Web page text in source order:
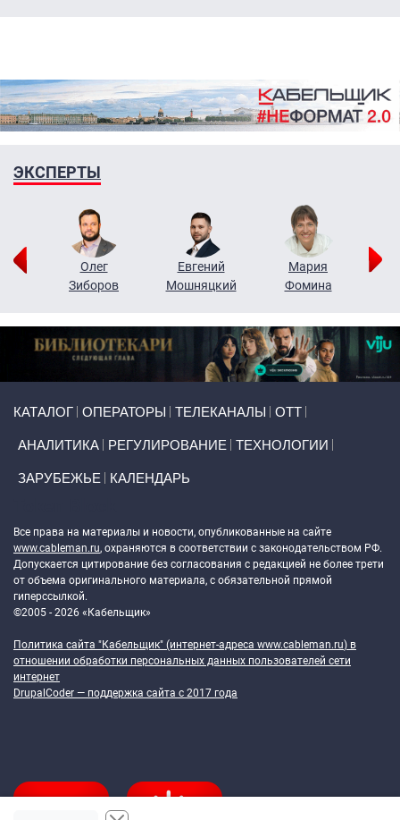
ЭКСПЕРТЫ
Олег
Зиборов
Евгений
Мошняцкий
Мария
Фомина
КАТАЛОГ ОПЕРАТОРЫ ТЕЛЕКАНАЛЫ ОТТ
АНАЛИТИКА РЕГУЛИРОВАНИЕ ТЕХНОЛОГИИ
ЗАРУБЕЖЬЕ КАЛЕНДАРЬ
Все права на материалы и новости, опубликованные на сайте
www.cableman.ru, охраняются в соответствии с законодательством РФ.
Допускается цитирование без согласования с редакцией не более трети
от объема оригинального материала, с обязательной прямой
гиперссылкой.
©2005 - 2026 «Кабельщик»
Политика сайта "Кабельщик" (интернет-адреса www.cableman.ru) в
отношении обработки персональных данных пользователей сети
интернет
DrupalCoder — поддержка сайта c 2017 года